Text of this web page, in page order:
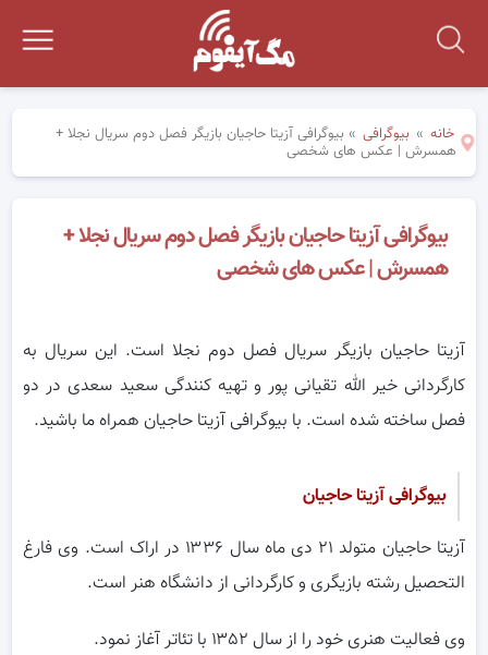
خانه » بیوگرافی » بیوگرافی آزیتا حاجیان بازیگر فصل دوم سریال نجلا +
همسرش | عکس های شخصی
بیوگرافی آزیتا حاجیان بازیگر فصل دوم سریال نجلا +
همسرش | عکس های شخصی
آزیتا حاجیان بازیگر سریال فصل دوم نجلا است. این سریال به
کارگردانی خیر الله تقیانی پور و تهیه کنندگی سعید سعدی در دو
فصل ساخته شده است. با بیوگرافی آزیتا حاجیان همراه ما باشید.
بیوگرافی آزیتا حاجیان
آزیتا حاجیان متولد ۲۱ دی ماه سال ۱۳۳۶ در اراک است. وی فارغ
التحصیل رشته بازیگری و کارگردانی از دانشگاه هنر است.
وی فعالیت هنری خود را از سال ۱۳۵۲ با تئاتر آغاز نمود.